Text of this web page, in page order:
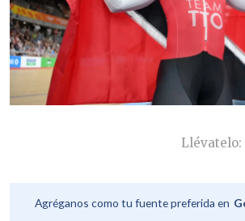
Llévatelo:
Agréganos como tu fuente preferida en